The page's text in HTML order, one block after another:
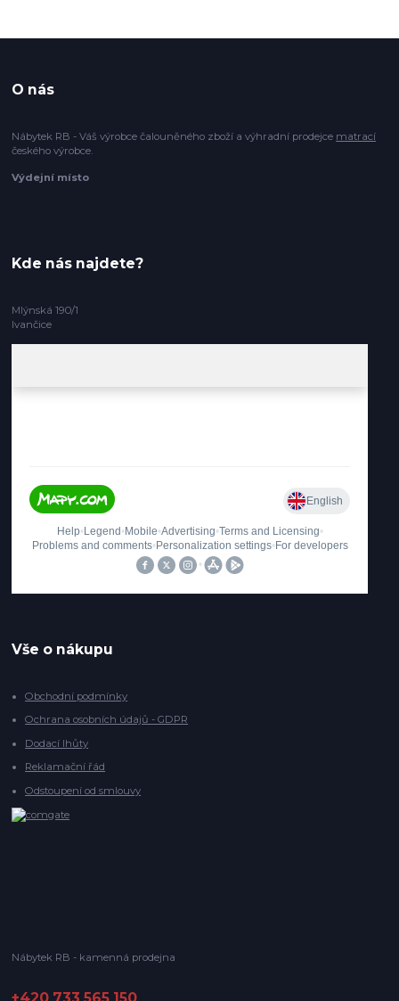
O nás
Nábytek RB - Váš výrobce čalouněného zboží a výhradní prodejce matrací
českého výrobce.
Výdejní místo
Kde nás najdete?
Mlýnská 190/1
Ivančice
Vše o nákupu
Obchodní podmínky
Ochrana osobních údajů - GDPR
Dodací lhůty
Reklamační řád
Odstoupení od smlouvy
Nábytek RB - kamenná prodejna
+420 733 565 150